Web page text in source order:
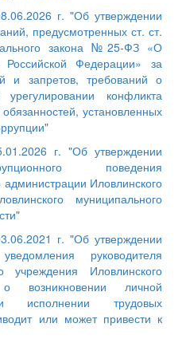
г. "Об утверждении
предусмотренных ст. ст.
закона №25-ФЗ «О
Федерации» за
и запретов, требований о
конфликта
установленных
г. "Об утверждении
поведения
Иловлинского
муниципального
г. "Об утверждении
руководителя
учреждения Иловлинского
возникновении личной
исполнении трудовых
или может привести к